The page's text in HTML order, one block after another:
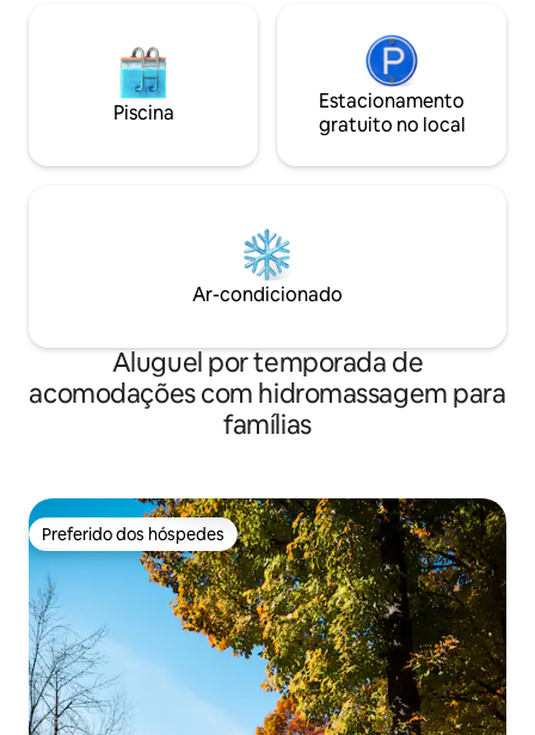
Piscina
Estacionamento
gratuito no local
Ar-condicionado
Aluguel por temporada de
acomodações com hidromassagem para
famílias
Preferido dos hóspedes
Preferido dos hóspedes